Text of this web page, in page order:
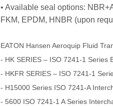
• Available seal options:
FKM, EPDM, HNBR (upon
EATON Hansen Aeroquip Fluid
- HK SERIES – ISO 7241-1 Series
- HKFR SERIES – ISO 7241-1
- H15000 Series ISO 7241-A
- 5600 ISO 7241-1 A Series